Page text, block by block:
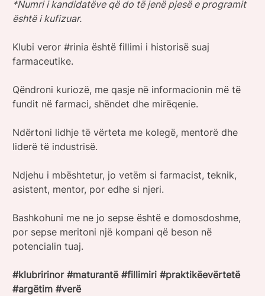
*Numri i kandidatëve që do të jenë pjesë e programit
është i kufizuar.
Klubi veror #rinia është fillimi i historisë suaj
farmaceutike.
Qëndroni kuriozë, me qasje në informacionin më të
fundit në farmaci, shëndet dhe mirëqenie.
Ndërtoni lidhje të vërteta me kolegë, mentorë dhe
liderë të industrisë.
Ndjehu i mbështetur, jo vetëm si farmacist, teknik,
asistent, mentor, por edhe si njeri.
Bashkohuni me ne jo sepse është e domosdoshme,
por sepse meritoni një kompani që beson në
potencialin tuaj.
#klubririnor #maturantë #fillimiri #praktikëevërtetë
#argëtim #verë